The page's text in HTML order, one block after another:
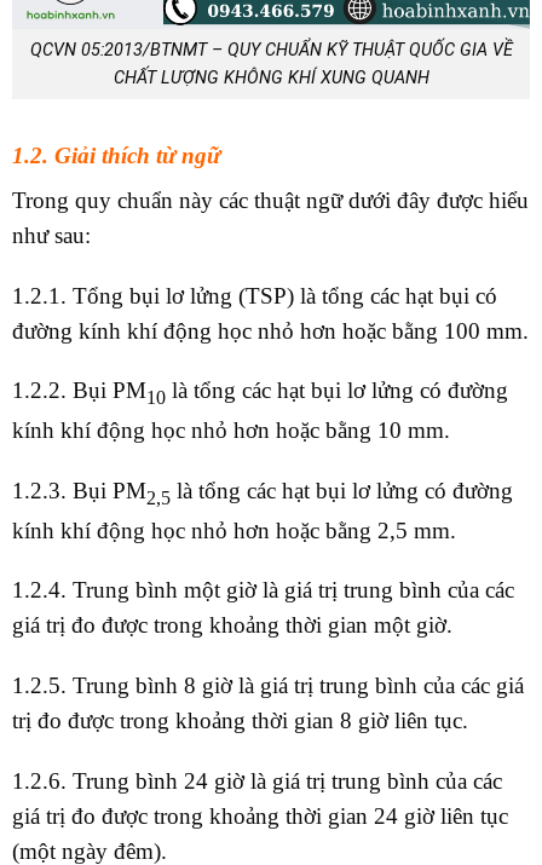
QCVN 05:2013/BTNMT – QUY CHUẨN KỸ THUẬT QUỐC GIA VỀ
CHẤT LƯỢNG KHÔNG KHÍ XUNG QUANH
1.2. Giải thích từ ngữ
Trong quy chuẩn này các thuật ngữ dưới đây được hiểu
như sau:
1.2.1. Tổng bụi lơ lửng (TSP) là tổng các hạt bụi có
đường kính khí động học nhỏ hơn hoặc bằng 100 mm.
1.2.2. Bụi PM10là tổng các hạt bụi lơ lửng có đường
kính khí động học nhỏ hơn hoặc bằng 10 mm.
1.2.3. Bụi PM2,5 là tổng các hạt bụi lơ lửng có đường
kính khí động học nhỏ hơn hoặc bằng 2,5 mm.
1.2.4. Trung bình một giờ là giá trị trung bình của các
giá trị đo được trong khoảng thời gian một giờ.
1.2.5. Trung bình 8 giờ là giá trị trung bình của các giá
trị đo được trong khoảng thời gian 8 giờ liên tục.
1.2.6. Trung bình 24 giờ là giá trị trung bình của các
giá trị đo được trong khoảng thời gian 24 giờ liên tục
(một ngày đêm).